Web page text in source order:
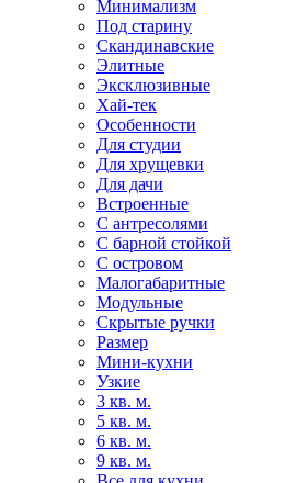
Минимализм
Под старину
Скандинавские
Элитные
Эксклюзивные
Хай-тек
Особенности
Для студии
Для хрущевки
Для дачи
Встроенные
С антресолями
С барной стойкой
С островом
Малогабаритные
Модульные
Скрытые ручки
Размер
Мини-кухни
Узкие
3 кв. м.
5 кв. м.
6 кв. м.
9 кв. м.